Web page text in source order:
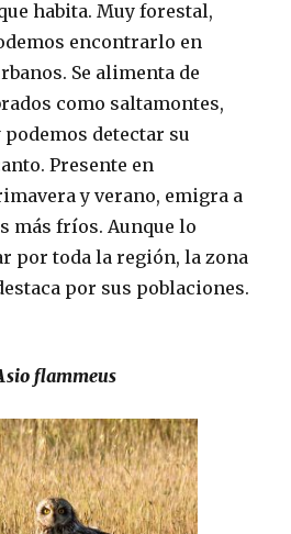
habita. Muy forestal,
encontrarlo en
Se alimenta de
como saltamontes,
detectar su
Presente en
y verano, emigra a
más fríos. Aunque lo
por toda la región, la zona
por sus poblaciones.
flammeus